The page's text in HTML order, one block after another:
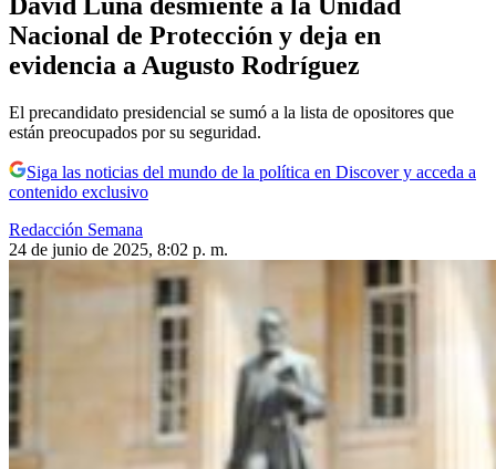
Nacional de Protección y deja en
evidencia a Augusto Rodríguez
El precandidato presidencial se sumó a la lista de opositores que
están preocupados por su seguridad.
Siga las noticias del mundo de la política en Discover y acceda a
contenido exclusivo
Redacción Semana
24 de junio de 2025, 8:02 p. m.